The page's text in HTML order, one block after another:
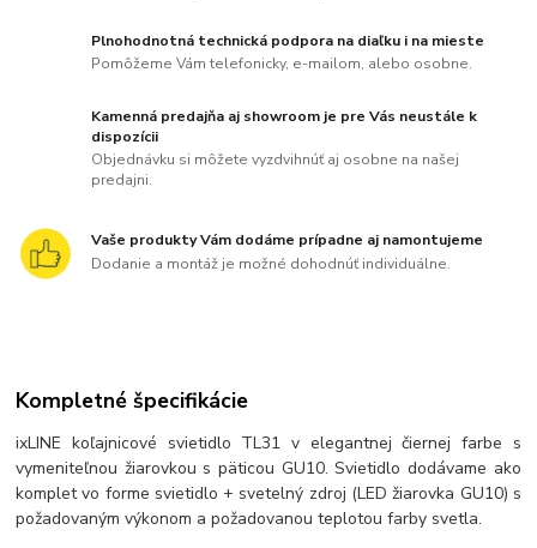
Plnohodnotná technická podpora na diaľku i na mieste
Pomôžeme Vám telefonicky, e-mailom, alebo osobne.
Kamenná predajňa aj showroom je pre Vás neustále k
dispozícii
Objednávku si môžete vyzdvihnúť aj osobne na našej
predajni.
Vaše produkty Vám dodáme prípadne aj namontujeme
Dodanie a montáž je možné dohodnúť individuálne.
Kompletné špecifikácie
ixLINE koľajnicové svietidlo TL31 v elegantnej čiernej farbe s
vymeniteľnou žiarovkou s päticou GU10. Svietidlo dodávame ako
komplet vo forme svietidlo + svetelný zdroj (LED žiarovka GU10) s
požadovaným výkonom a požadovanou teplotou farby svetla.